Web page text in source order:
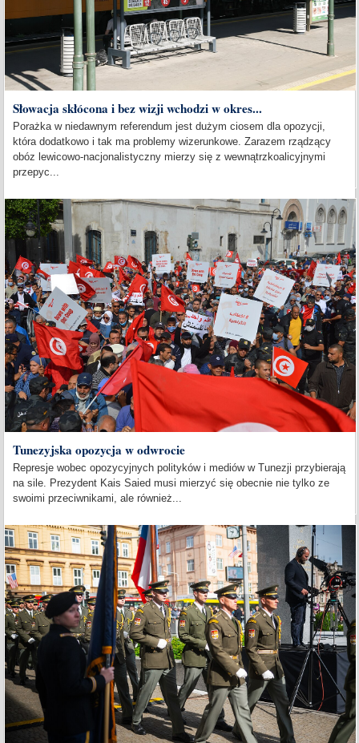
Słowacja skłócona i bez wizji wchodzi w okres...
Porażka w niedawnym referendum jest dużym ciosem dla opozycji,
która dodatkowo i tak ma problemy wizerunkowe. Zarazem rządzący
obóz lewicowo-nacjonalistyczny mierzy się z wewnątrzkoalicyjnymi
przepyc...
Tunezyjska opozycja w odwrocie
Represje wobec opozycyjnych polityków i mediów w Tunezji przybierają
na sile. Prezydent Kais Saied musi mierzyć się obecnie nie tylko ze
swoimi przeciwnikami, ale również...